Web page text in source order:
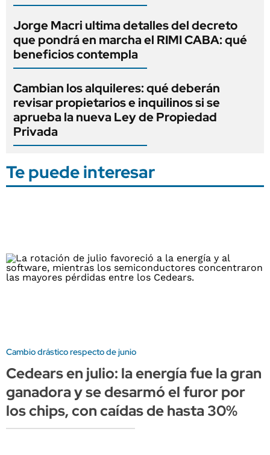
Jorge Macri ultima detalles del decreto
que pondrá en marcha el RIMI CABA: qué
beneficios contempla
Cambian los alquileres: qué deberán
revisar propietarios e inquilinos si se
aprueba la nueva Ley de Propiedad
Privada
Te puede interesar
Cambio drástico respecto de junio
Cedears en julio: la energía fue la gran
ganadora y se desarmó el furor por
los chips, con caídas de hasta 30%